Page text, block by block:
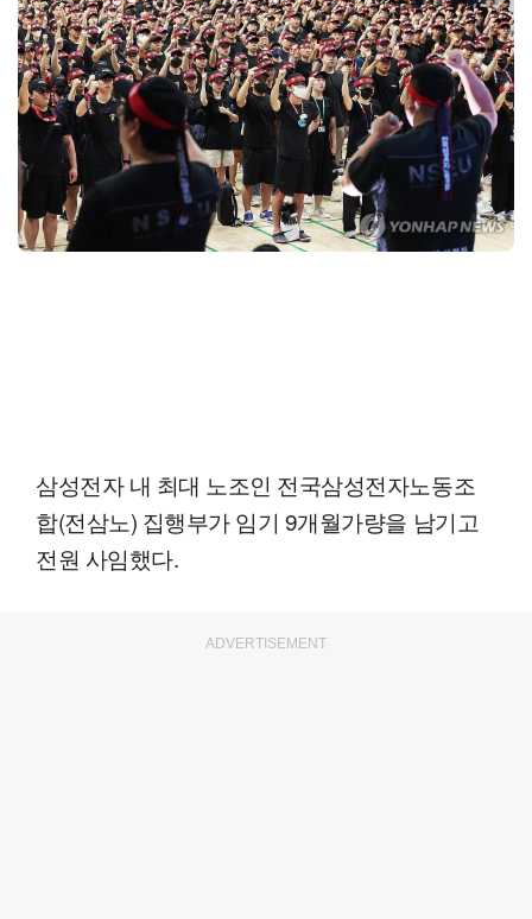
삼성전자 내 최대 노조인 전국삼성전자노동조
합(전삼노) 집행부가 임기 9개월가량을 남기고
전원 사임했다.
ADVERTISEMENT